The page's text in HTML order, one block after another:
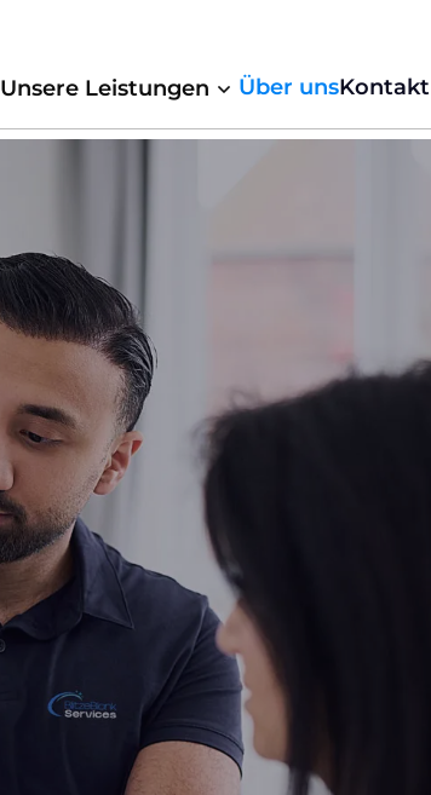
Unsere Leistungen Über unsKontakt